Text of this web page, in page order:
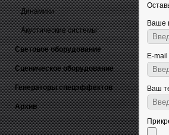
Динамики
Акустические системы
Световое оборудование
Сценическое оборудование
Генераторы спецэффектов
Архив
Ваше
E-mail
Ваш